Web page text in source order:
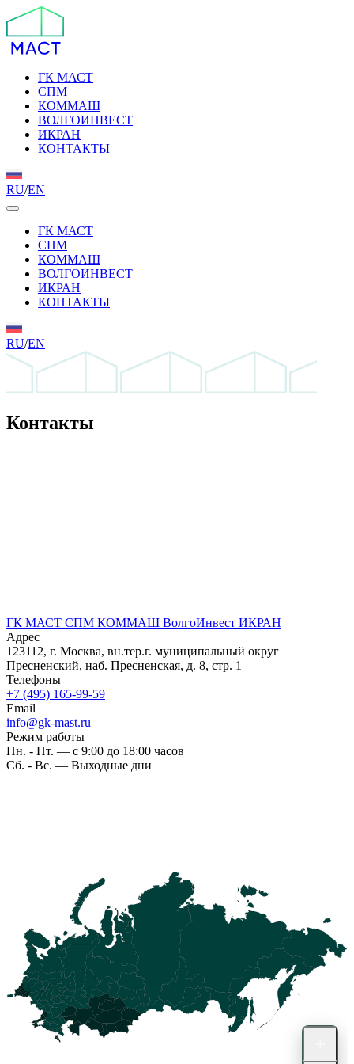
ГК МАСТ
СПМ
КОММАШ
ВОЛГОИНВЕСТ
ИКРАН
КОНТАКТЫ
RU/EN
ГК МАСТ
СПМ
КОММАШ
ВОЛГОИНВЕСТ
ИКРАН
КОНТАКТЫ
RU/EN
Контакты
ГК МАСТ СПМ КОММАШ ВолгоИнвест ИКРАН
Адрес
123112, г. Москва, вн.тер.г. муниципальный округ
Пресненский, наб. Пресненская, д. 8, стр. 1
Телефоны
+7 (495) 165-99-59
Email
info@gk-mast.ru
Режим работы
Пн. - Пт. — с 9:00 до 18:00 часов
Сб. - Вс. — Выходные дни